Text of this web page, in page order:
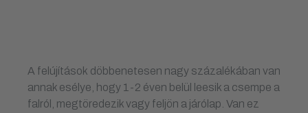
A felújítások döbbenetesen nagy százalékában van
annak esélye, hogy 1-2 éven belül leesik a csempe a
falról, megtöredezik vagy feljön a járólap. Van ez